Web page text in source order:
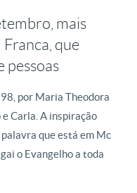
mais
que
pessoas
por Maria Theodora
Carla. A inspiração
que está em Mc
o Evangelho a toda